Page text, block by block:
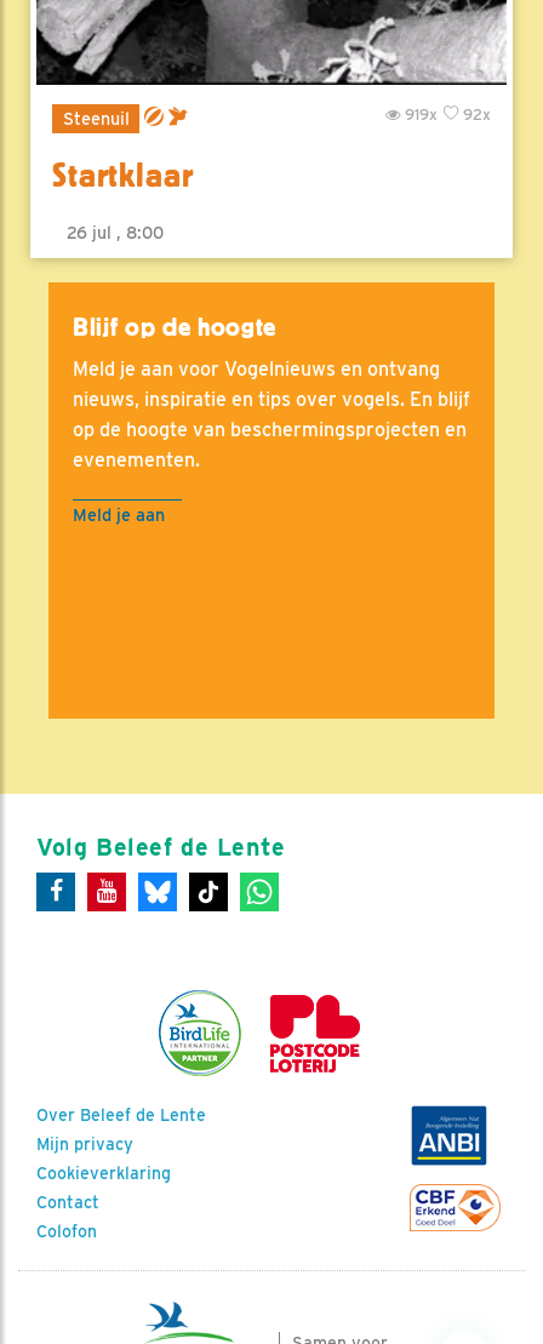
Steenuil 92x
919x
Startklaar
26 jul , 8:00
Blijf op de hoogte
Meld je aan voor Vogelnieuws en ontvang
nieuws, inspiratie en tips over vogels. En blijf
op de hoogte van beschermingsprojecten en
evenementen.
Meld je aan
Volg Beleef de Lente
Over Beleef de Lente
Mijn privacy
Cookieverklaring
Contact
Colofon